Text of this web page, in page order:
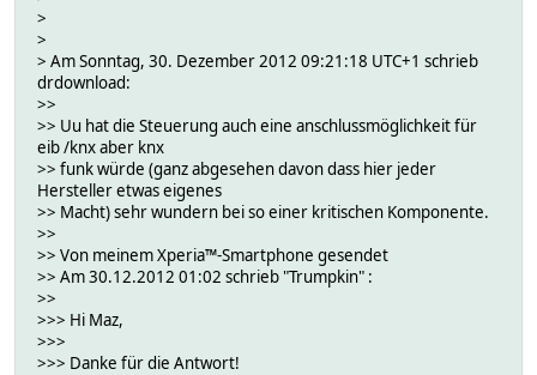
>
>
> Am Sonntag, 30. Dezember 2012 09:21:18 UTC+1 schrieb
drdownload:
>>
>> Uu hat die Steuerung auch eine anschlussmöglichkeit für
eib /knx aber knx
>> funk würde (ganz abgesehen davon dass hier jeder
Hersteller etwas eigenes
>> Macht) sehr wundern bei so einer kritischen Komponente.
>>
>> Von meinem Xperia™-Smartphone gesendet
>> Am 30.12.2012 01:02 schrieb "Trumpkin" :
>>
>>> Hi Maz,
>>>
>>> Danke für die Antwort!